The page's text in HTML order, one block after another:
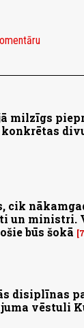
milzīgs
cik
un ministri.
būs šokā
7
disiplīnas
vēstuli